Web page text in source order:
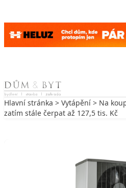
Skip to content
Hlavní stránka > Vytápění > Na
zatím stále čerpat až 127,5 tis. Kč